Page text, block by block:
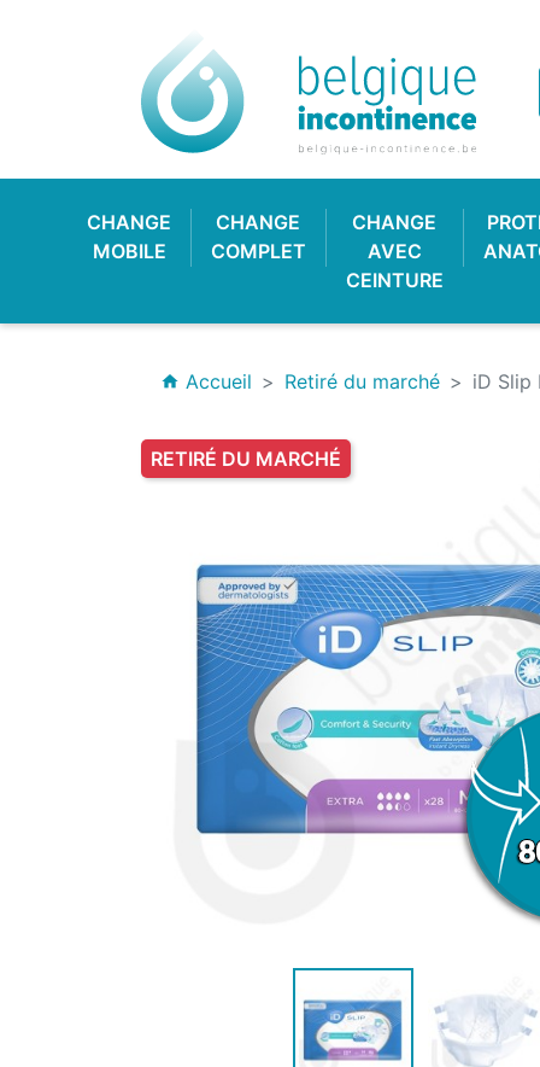
CHANGE
MOBILE
CHANGE
COMPLET
CHANGE
AVEC
CEINTURE
MAILLOT DE BAIN
AIDE À LA CONTINENCE
LANGE PISCINE ENFANT MAILLOT DE
HYGIÈNE & SOIN ENFANT
home Accueil Retiré du marché iD Slip
RETIRÉ DU MARCHÉ